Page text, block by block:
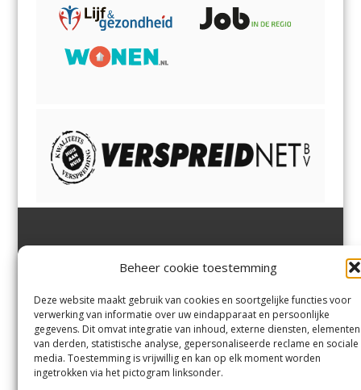
Beheer cookie toestemming
Deze website maakt gebruik van cookies en soortgelijke functies voor
verwerking van informatie over uw eindapparaat en persoonlijke
gegevens. Dit omvat integratie van inhoud, externe diensten, elementen
van derden, statistische analyse, gepersonaliseerde reclame en sociale
media. Toestemming is vrijwillig en kan op elk moment worden
ingetrokken via het pictogram linksonder.
Margadantstraat 34
0255-533900
info@jutter.nlofinfo@hofgee
st.nl
Velserbroek,Velsen-Zuid,
Zuid,Driehuisen
Spaarnwoude.
Contact
Andere uitgaven